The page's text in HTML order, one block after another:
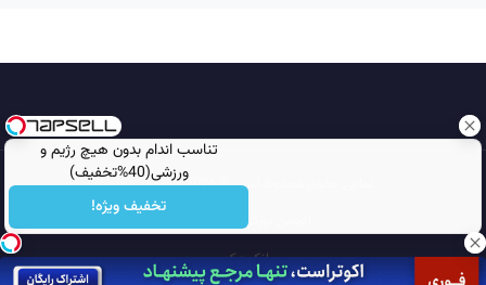
تناسب اندام بدون هیچ رژیم و
ورزشی(40%تخفیف)
تخفیف ویژه!
تمامی حقوق محفوظ است © 2026
مجله نورگرام
انجمن نورگرام
بانک عکس